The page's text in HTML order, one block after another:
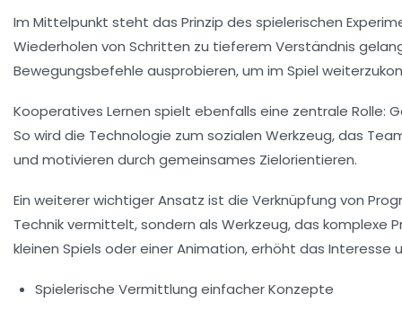
Im Mittelpunkt steht das Prinzip des spielerischen
Wiederholen von Schritten zu tieferem Verständnis
Bewegungsbefehle ausprobieren, um im Spiel
Kooperatives Lernen spielt ebenfalls eine zentrale Rolle:
So wird die Technologie zum sozialen Werkzeug, das
und motivieren durch gemeinsames Zielorientieren.
Ein weiterer wichtiger Ansatz ist die Verknüpfung von
Technik vermittelt, sondern als Werkzeug, das
kleinen Spiels oder einer Animation, erhöht das Interesse
Spielerische Vermittlung einfacher Konzepte